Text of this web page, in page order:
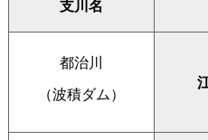
支川名
都治川
（波積ダム）